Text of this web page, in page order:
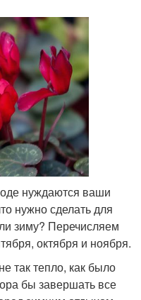
нуждаются ваши
нужно сделать для
зиму? Перечисляем
октября и ноября.
так тепло, как было
бы завершать все